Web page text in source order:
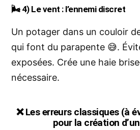
🌬️ 4) Le vent : l’ennemi discret
Un potager dans un couloir
qui font du parapente 😅.
exposées. Crée une haie
nécessaire.
❌Les erreurs classiques (à
pour la création